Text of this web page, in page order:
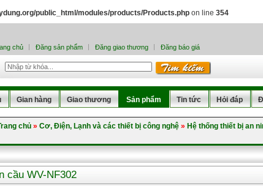
public_html/modules/products/Products.php on line 354
chủ Đăng sản phẩm Đăng giao thương Đăng báo giá
Gian hàng Giao thương Sản phẩm Tin tức Hỏi đáp
chủ » Cơ, Điện, Lạnh và các thiết bị công nghệ » Hệ thống thiết bị an
cầu WV-NF302